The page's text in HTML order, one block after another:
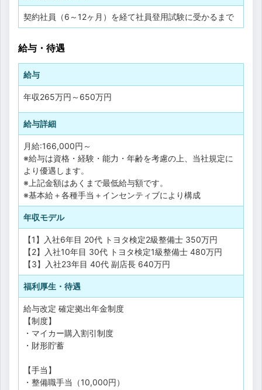
契約社員（6～12ヶ月）を経て社員登用試験に受かるまで
給与・待遇
給与
年収265万円 ～ 650万円
給与詳細
月給:166,000円～
※給与は資格・経験・能力・年齢を考慮の上、当社規定に
より優遇します。
※上記金額はあくまで最低給与額です。
※基本給＋各種手当＋インセンティブにより構成
年収モデル
【1】入社6年目 20代 トヨタ検定2級整備士 350万円
【2】入社10年目 30代 トヨタ検定1級整備士 480万円
【3】入社23年目 40代 副店長 640万円
福利厚生・待遇
給与改定 確定拠出年金制度
【制度】
・マイカー購入割引制度
・財形貯蓄
【手当】
・整備職手当（10,000円）